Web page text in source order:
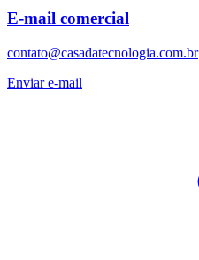
E-mail comercial
contato@casadatecnologia.com.br
Enviar e-mail